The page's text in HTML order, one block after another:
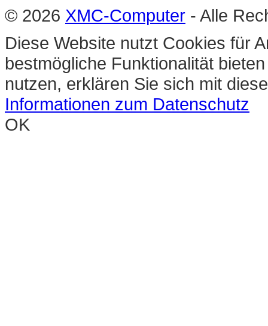
© 2026 XMC-Computer - Alle
Diese Website nutzt Cookies für
bestmögliche Funktionalität
nutzen, erklären Sie sich mit
Informationen zum Datenschutz
OK